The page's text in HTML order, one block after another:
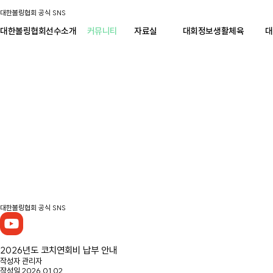
대한볼링협회 공식 SNS
대한볼링협회선수소개 커뮤니티 자료실 대회정보생활체육
대한볼링협회 공식 SNS
2026년도 코치연회비 납부 안내
작성자관리자
작성일 2026.01.02